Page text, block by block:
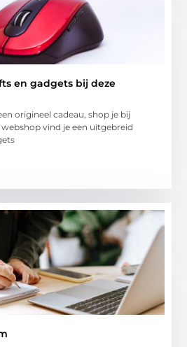
en gadgets bij deze
origineel cadeau, shop je bij
vind je een uitgebreid